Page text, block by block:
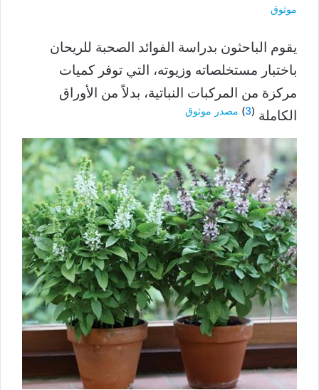
موثوق
يقوم الباحثون بدراسة الفوائد الصحبة للريحان
باختبار مستخلصاته وزيوته، التي توفر كميات
مركزة من المركبات النباتية، بدلاً من الأوراق
الكاملة (
3
) مصدر موثوق